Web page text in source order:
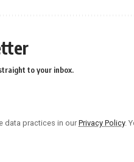
to your inbox.
data practices in ourPrivacy Policy.